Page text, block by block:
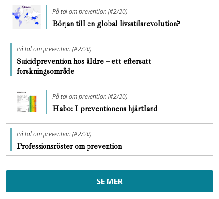
På tal om prevention (#2/20)
Början till en global livsstilsrevolution?
På tal om prevention (#2/20)
Suicidprevention hos äldre – ett eftersatt
forskningsområde
På tal om prevention (#2/20)
Habo: I preventionens hjärtland
På tal om prevention (#2/20)
Professionsröster om prevention
SE MER